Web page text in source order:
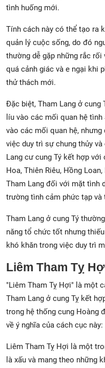
tình huống mới.
Tính cách này có thể tạo ra
quản lý cuộc sống, do đó
thường dễ gặp những rắc
quá cảnh giác và e ngại khi
thử thách mới.
Đặc biệt, Tham Lang ở cung
líu vào các mối quan hệ
vào các mối quan hệ,
việc duy trì sự chung thủy
Lang cư cung Tý kết hợp
Hoa, Thiên Riêu, Hồng
Tham Lang đối với mặt tình
trường tình cảm phức tạp và
Tham Lang ở cung Tý
năng tổ chức tốt nhưng
khó khăn trong việc duy trì
Liêm Tham Tỵ
"Liêm Tham Tỵ Hợi" là một
Tham Lang ở cung Tỵ kết
trong hệ thống cung Hoàng
về ý nghĩa của cách cục này:
Liêm Tham Tỵ Hợi là một
là xấu và mang theo những